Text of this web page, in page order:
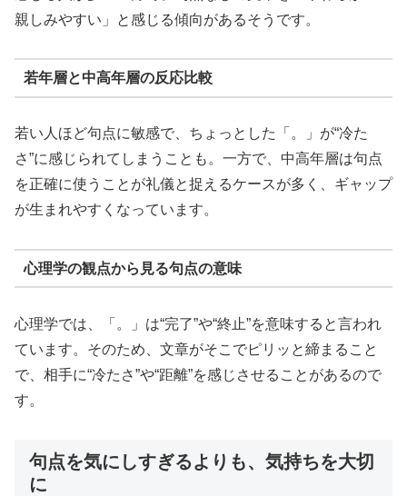
親しみやすい」と感じる傾向があるそうです。
若年層と中高年層の反応比較
若い人ほど句点に敏感で、ちょっとした「。」が“冷た
さ”に感じられてしまうことも。一方で、中高年層は句点
を正確に使うことが礼儀と捉えるケースが多く、ギャップ
が生まれやすくなっています。
心理学の観点から見る句点の意味
心理学では、「。」は“完了”や“終止”を意味すると言われ
ています。そのため、文章がそこでピリッと締まること
で、相手に“冷たさ”や“距離”を感じさせることがあるので
す。
句点を気にしすぎるよりも、気持ちを大切
に